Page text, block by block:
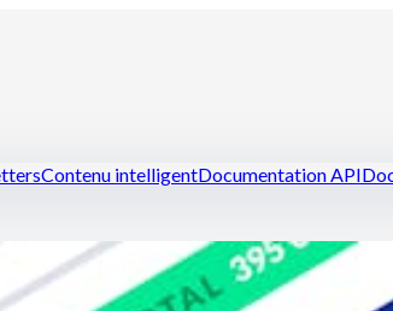
Contenu intelligentDocumentation API